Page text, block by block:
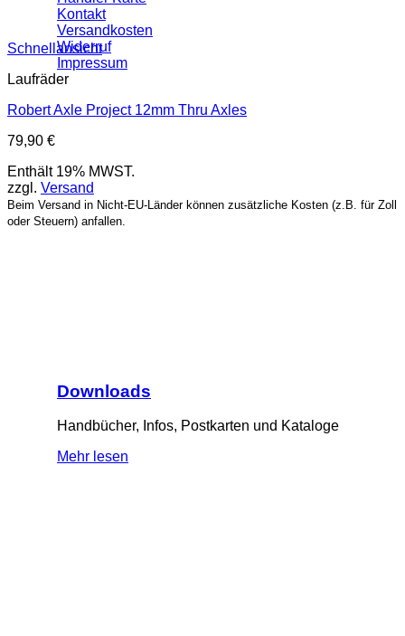
Kontakt
Versandkosten
Widerruf
Impressum
Downloads
Handbücher, Infos, Postkarten und Kataloge
Mehr lesen
Schnellansicht
Laufräder
Robert Axle Project 12mm Thru Axles
79,90 €
Enthält 19% MWST.
zzgl. Versand
Beim Versand in Nicht-EU-Länder können zusätzliche Kosten (z.B. für Zoll
oder Steuern) anfallen.